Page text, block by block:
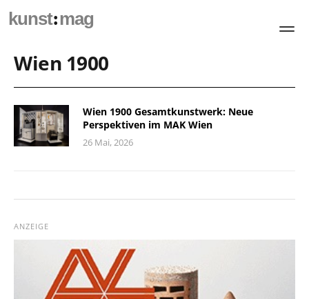
kunst:mag
Wien 1900
Wien 1900 Gesamtkunstwerk: Neue
Perspektiven im MAK Wien
26 Mai, 2026
ANZEIGE